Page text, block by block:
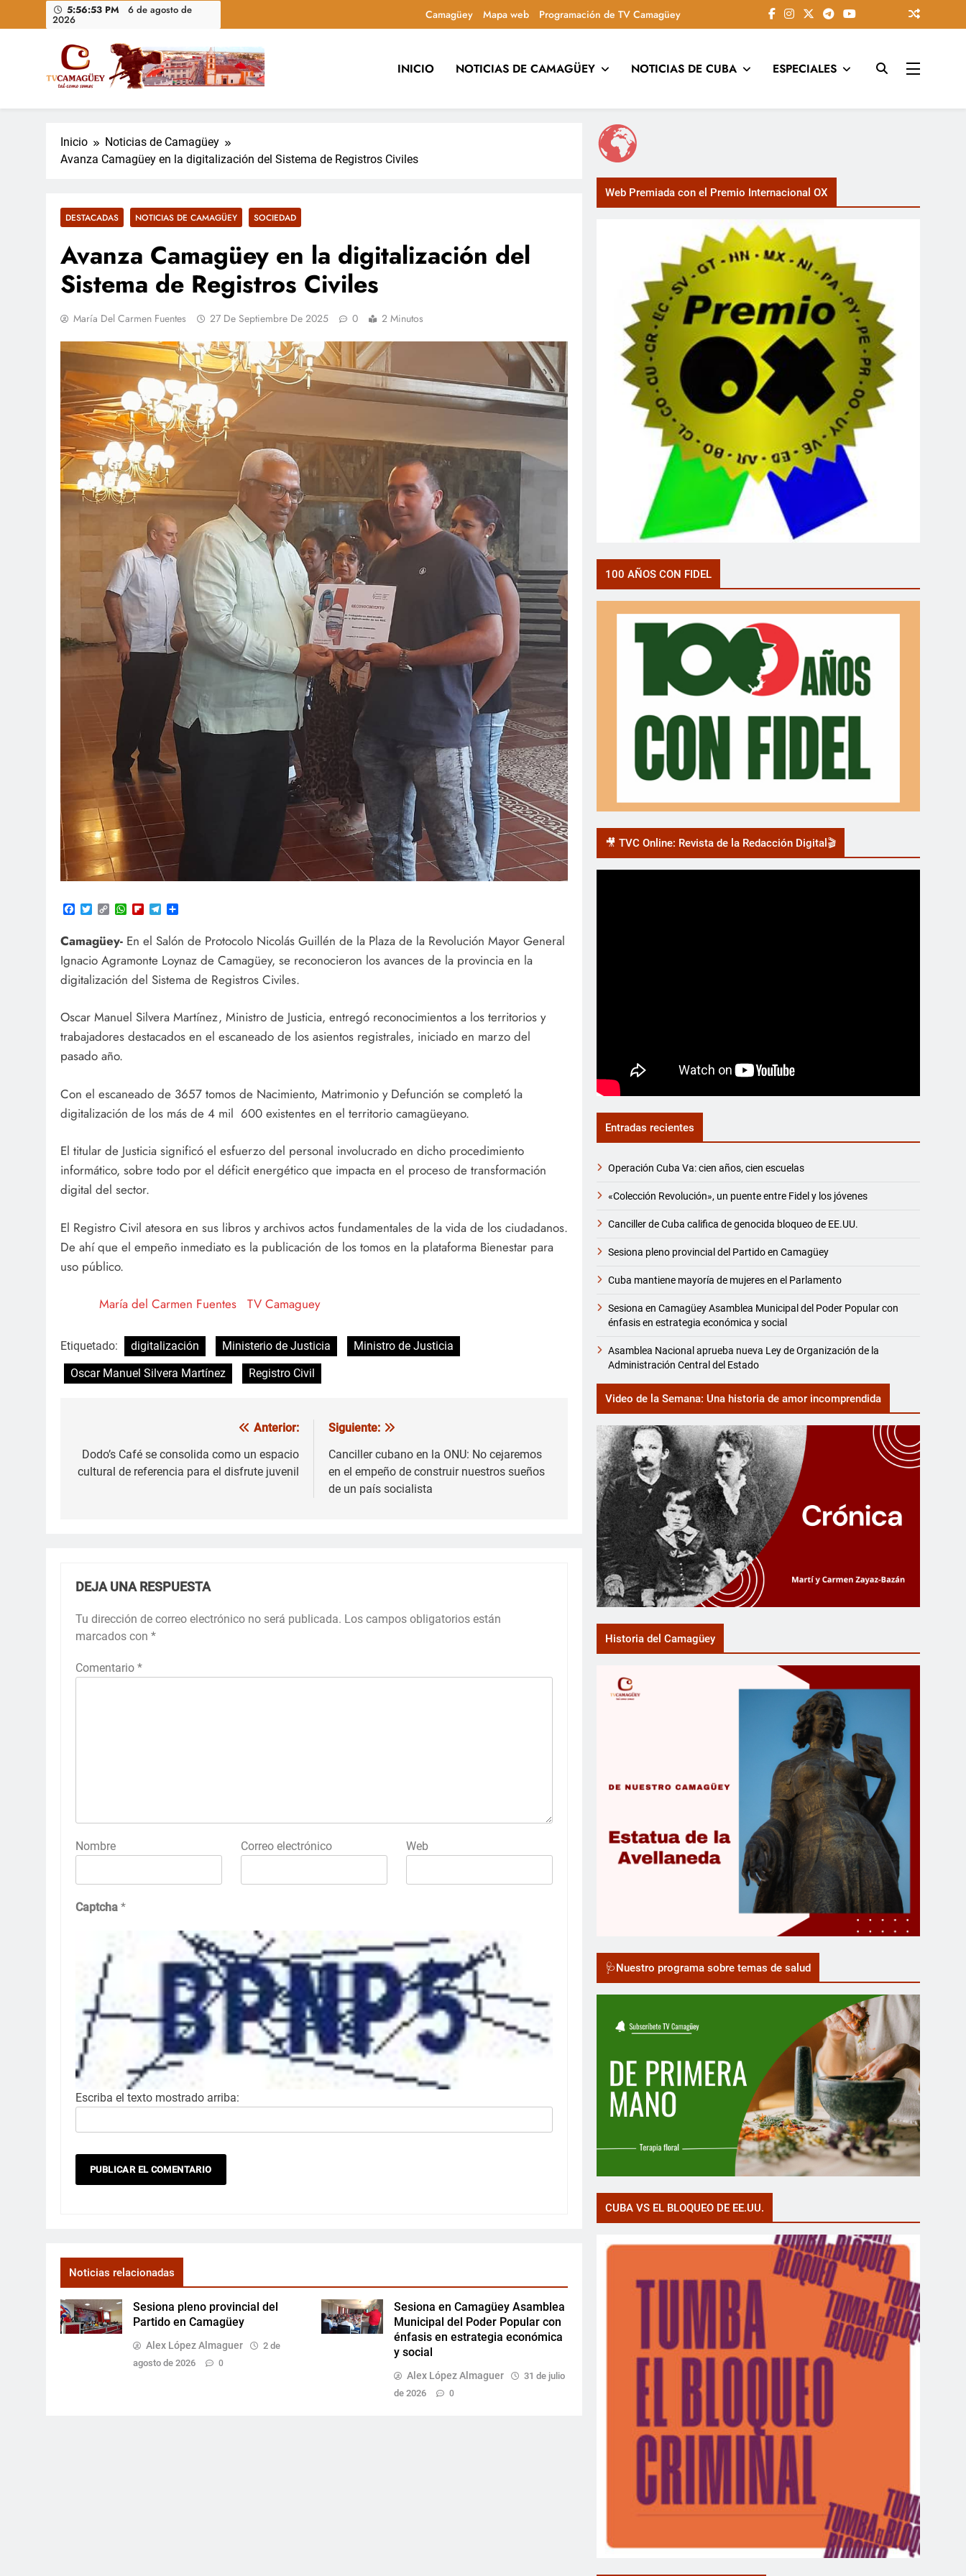
5:56:54 PM 6 de agosto de
2026 Camagüey Mapa web Programación de TV Camagüey
Televisión Camagüey, Cuba
TV Camagüey: canal provincial cubano que informa, educa y entretiene con contenidos culturales, sociales y comunitarios, conectando la tradición camagüeyana con la actualidad
INICIO NOTICIAS DE CAMAGÜEY NOTICIAS DE CUBA ESPECIALES
Inicio
Noticias de Camagüey
Avanza Camagüey en la digitalización del Sistema de Registros Civiles
DESTACADAS NOTICIAS DE CAMAGÜEY SOCIEDAD
Avanza Camagüey en la digitalización del
Sistema de Registros Civiles
María Del Carmen Fuentes 27 De Septiembre De 2025 0 2 Minutos
Facebook
TwitterCopy
Link
WhatsApp
FlipboardTelegram
Camagüey- En el Salón de Protocolo Nicolás Guillén de la Plaza de la Revolución Mayor General
Ignacio Agramonte Loynaz de Camagüey, se reconocieron los avances de la provincia en la
digitalización del Sistema de Registros Civiles.
Oscar Manuel Silvera Martínez, Ministro de Justicia, entregó reconocimientos a los territorios y
trabajadores destacados en el escaneado de los asientos registrales, iniciado en marzo del
pasado año.
Con el escaneado de 3657 tomos de Nacimiento, Matrimonio y Defunción se completó la
digitalización de los más de 4 mil 600 existentes en el territorio camagüeyano.
El titular de Justicia significó el esfuerzo del personal involucrado en dicho procedimiento
informático, sobre todo por el déficit energético que impacta en el proceso de transformación
digital del sector.
El Registro Civil atesora en sus libros y archivos actos fundamentales de la vida de los ciudadanos.
De ahí que el empeño inmediato es la publicación de los tomos en la plataforma Bienestar para
uso público.
María del Carmen Fuentes TV Camaguey
Etiquetado: digitalización Ministerio de Justicia
Ministro de Justicia
Oscar Manuel Silvera Martínez
Registro Civil
de
Anterior:
Dodo’s Café se consolida como un espacio
cultural de referencia para el disfrute juvenil
Siguiente:
Canciller cubano en la ONU: No cejaremos
en el empeño de construir nuestros sueños
de un país socialista
DEJA UNA RESPUESTA
Tu dirección de correo electrónico no será publicada. Los campos obligatorios están
marcados con *
Comentario *
Nombre Correo electrónico Web
Captcha *
Escriba el texto mostrado arriba:
Noticias relacionadas
Sesiona pleno provincial del
Partido en Camagüey
Alex López Almaguer
2 de
agosto de 2026
0
Sesiona en Camagüey Asamblea
Municipal del Poder Popular con
énfasis en estrategia económica
y social
Alex López Almaguer
31 de julio
de 2026
0
Web Premiada con el Premio Internacional OX
100 AÑOS CON FIDEL
🎥 TVC Online: Revista de la Redacción Digital🎬
Entradas recientes
Operación Cuba Va: cien años, cien escuelas
«Colección Revolución», un puente entre Fidel y los jóvenes
Canciller de Cuba califica de genocida bloqueo de EE.UU.
Sesiona pleno provincial del Partido en Camagüey
Cuba mantiene mayoría de mujeres en el Parlamento
Sesiona en Camagüey Asamblea Municipal del Poder Popular con
énfasis en estrategia económica y social
Asamblea Nacional aprueba nueva Ley de Organización de la
Administración Central del Estado
Video de la Semana: Una historia de amor incomprendida
Historia del Camagüey
🩺Nuestro programa sobre temas de salud
CUBA VS EL BLOQUEO DE EE.UU.